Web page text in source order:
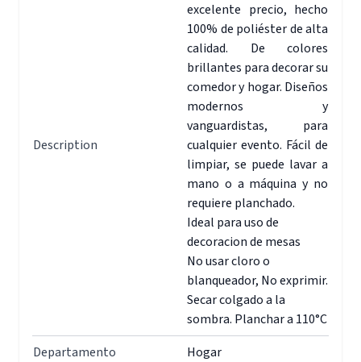
Description
excelente precio, hecho
100% de poliéster de alta
calidad. De colores
brillantes para decorar su
comedor y hogar. Diseños
modernos y
vanguardistas, para
cualquier evento. Fácil de
limpiar, se puede lavar a
mano o a máquina y no
requiere planchado.
Ideal para uso de
decoracion de mesas
No usar cloro o
blanqueador, No exprimir.
Secar colgado a la
sombra. Planchar a 110°C
Departamento
Hogar